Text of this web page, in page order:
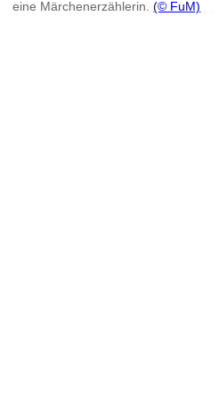
eine Märchenerzählerin.(© FuM)